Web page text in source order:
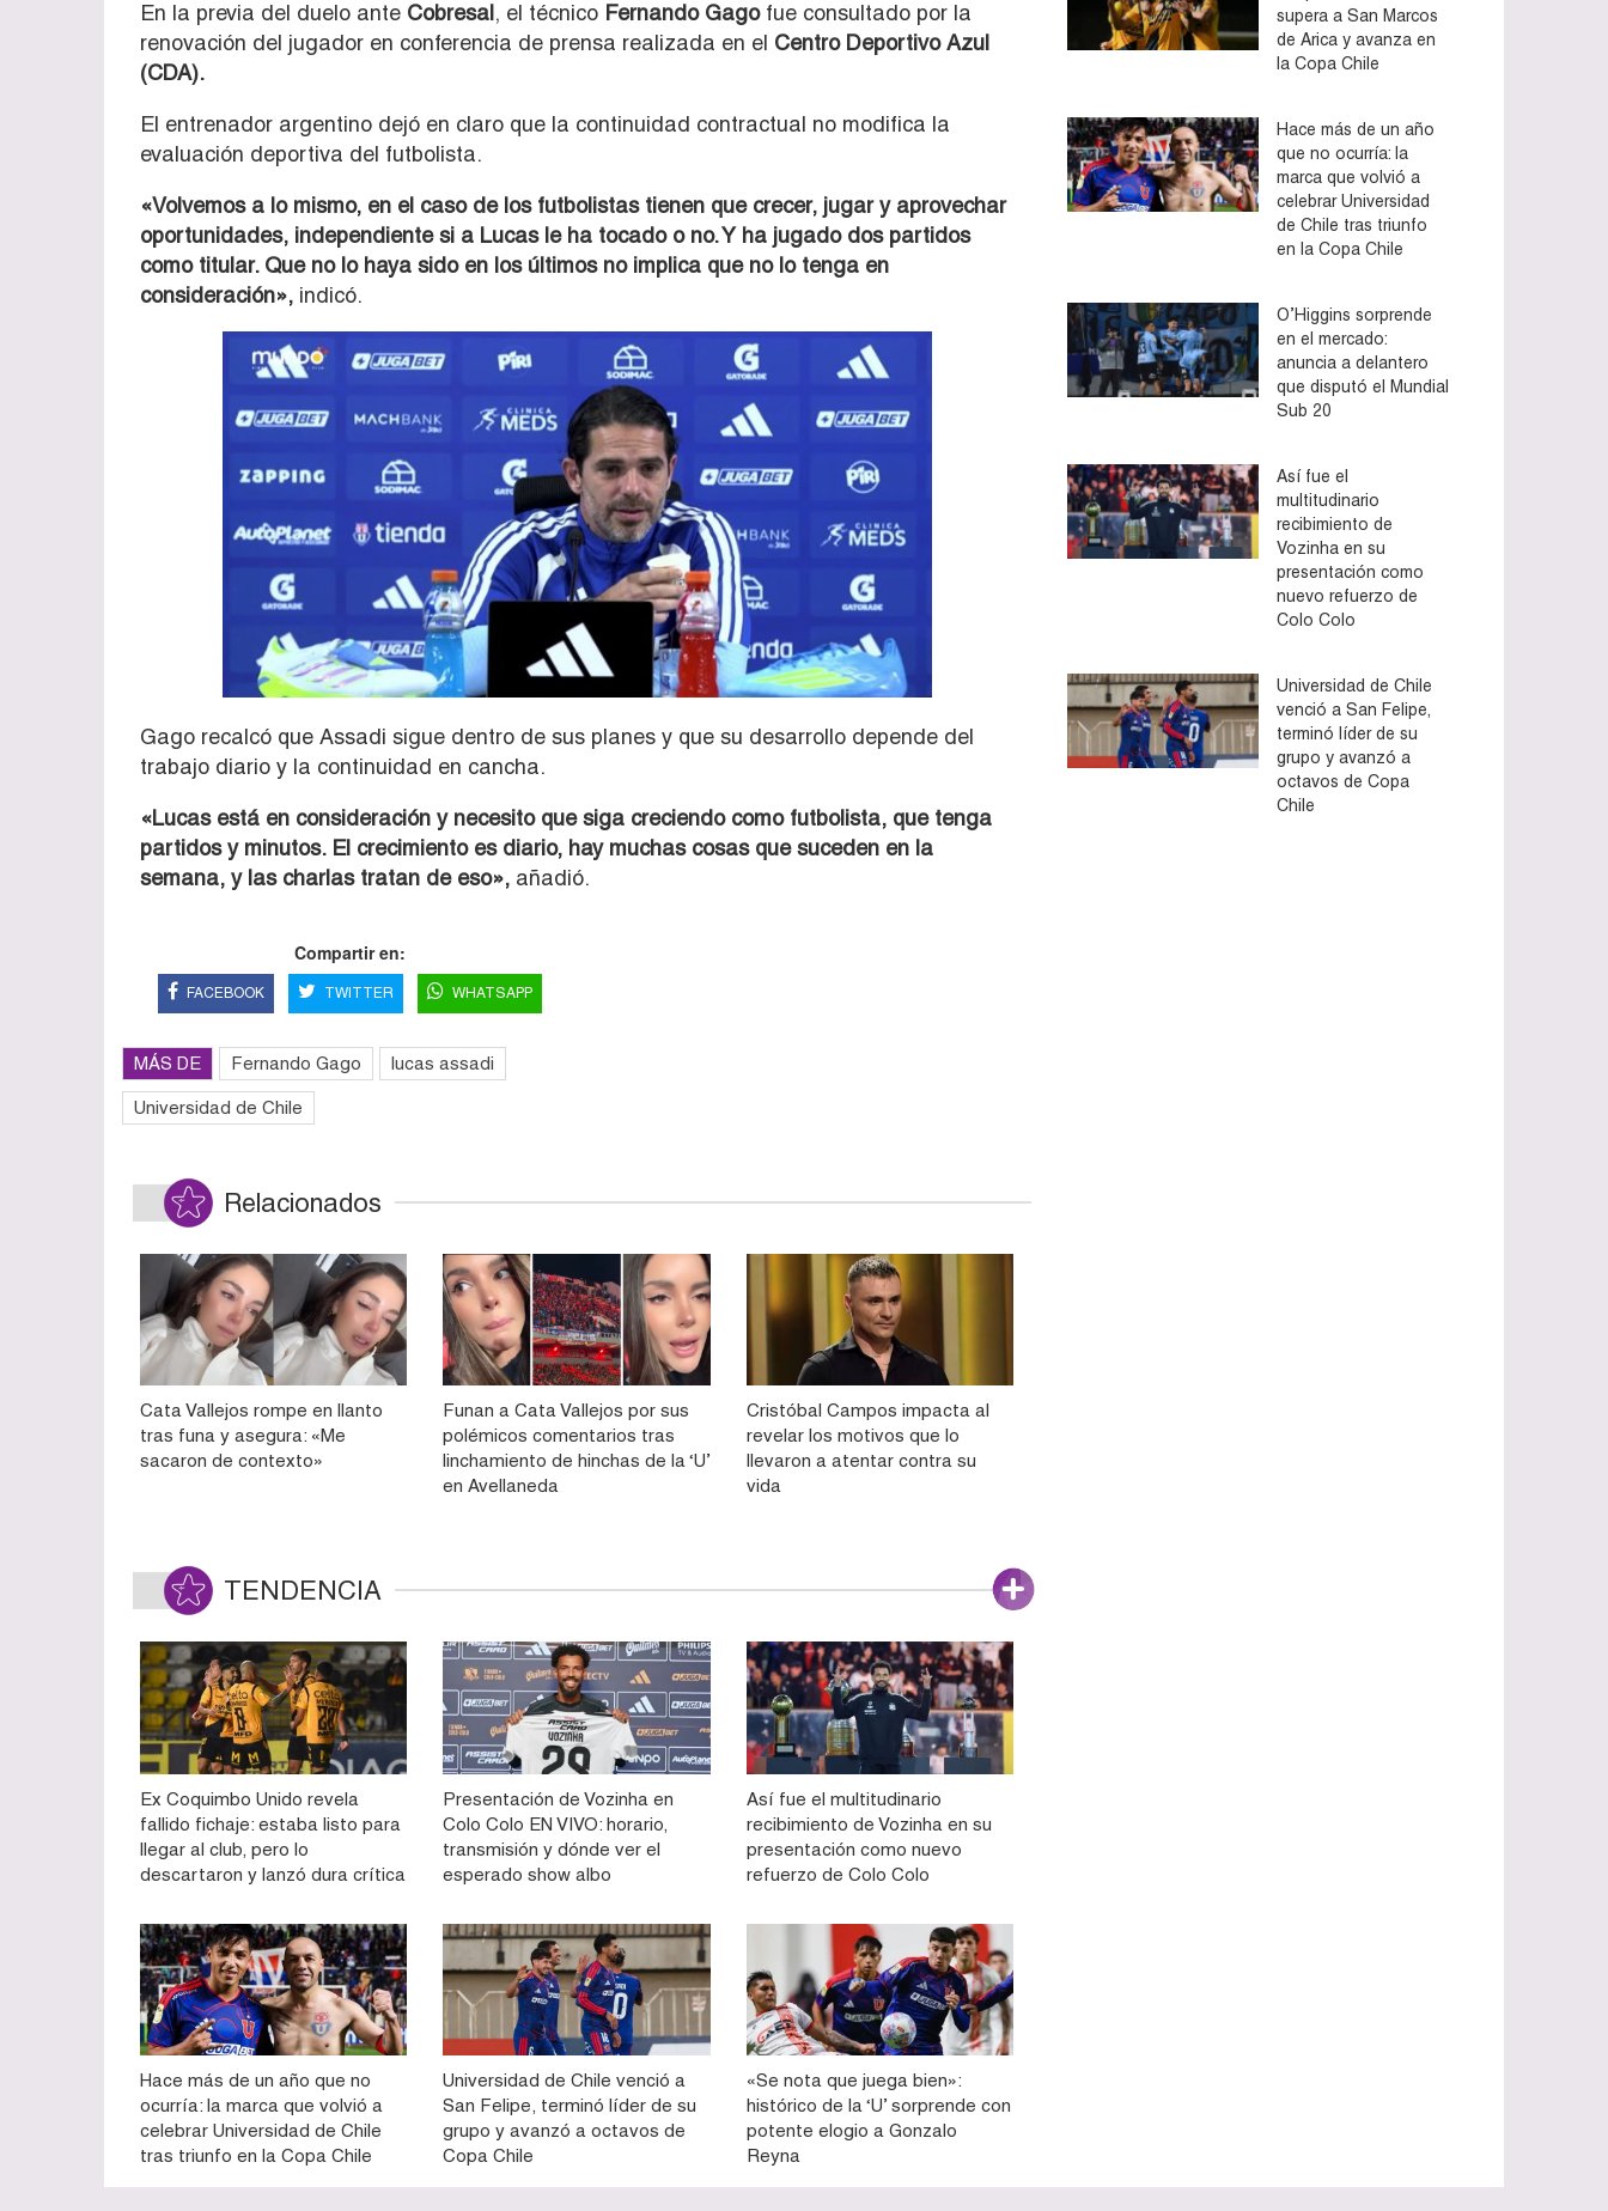
En la previa del duelo ante Cobresal, el técnico Fernando Gago fue consultado por la
renovación del jugador en conferencia de prensa realizada en el Centro Deportivo Azul
(CDA).
El entrenador argentino dejó en claro que la continuidad contractual no modifica la
evaluación deportiva del futbolista.
«Volvemos a lo mismo, en el caso de los futbolistas tienen que crecer, jugar y aprovechar
oportunidades, independiente si a Lucas le ha tocado o no. Y ha jugado dos partidos
como titular. Que no lo haya sido en los últimos no implica que no lo tenga en
consideración», indicó.
Gago recalcó que Assadi sigue dentro de sus planes y que su desarrollo depende del
trabajo diario y la continuidad en cancha.
«Lucas está en consideración y necesito que siga creciendo como futbolista, que tenga
partidos y minutos. El crecimiento es diario, hay muchas cosas que suceden en la
semana, y las charlas tratan de eso», añadió.
Compartir en:
FACEBOOK TWITTER WHATSAPP
MÁS DE Fernando Gago lucas assadi
Universidad de Chile
Relacionados
Cata Vallejos rompe en llanto
tras funa y asegura: «Me
sacaron de contexto»
Funan a Cata Vallejos por sus
polémicos comentarios tras
linchamiento de hinchas de la ‘U’
en Avellaneda
Cristóbal Campos impacta al
revelar los motivos que lo
llevaron a atentar contra su
vida
TENDENCIA
Ex Coquimbo Unido revela
fallido fichaje: estaba listo para
llegar al club, pero lo
descartaron y lanzó dura crítica
Presentación de Vozinha en
Colo Colo EN VIVO: horario,
transmisión y dónde ver el
esperado show albo
Así fue el multitudinario
recibimiento de Vozinha en su
presentación como nuevo
refuerzo de Colo Colo
Hace más de un año que no
ocurría: la marca que volvió a
celebrar Universidad de Chile
tras triunfo en la Copa Chile
Universidad de Chile venció a
San Felipe, terminó líder de su
grupo y avanzó a octavos de
Copa Chile
«Se nota que juega bien»:
histórico de la ‘U’ sorprende con
potente elogio a Gonzalo
Reyna
supera a San Marcos
de Arica y avanza en
la Copa Chile
Hace más de un año
que no ocurría: la
marca que volvió a
celebrar Universidad
de Chile tras triunfo
en la Copa Chile
O’Higgins sorprende
en el mercado:
anuncia a delantero
que disputó el Mundial
Sub 20
Así fue el
multitudinario
recibimiento de
Vozinha en su
presentación como
nuevo refuerzo de
Colo Colo
Universidad de Chile
venció a San Felipe,
terminó líder de su
grupo y avanzó a
octavos de Copa
Chile